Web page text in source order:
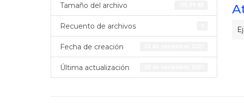
Tamaño del archivo
Recuento de archivos
Fecha de creación
Última actualización